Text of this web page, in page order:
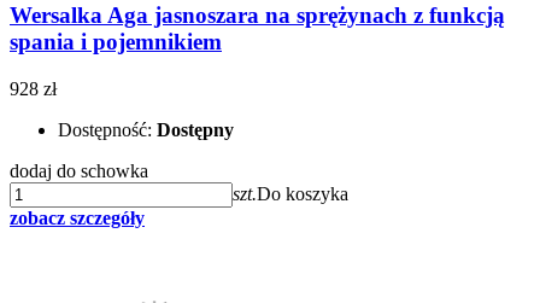
Wersalka Aga jasnoszara na sprężynach z funkcją
spania i pojemnikiem
928 zł
Dostępność: Dostępny
dodaj do schowka
szt.Do koszyka
zobacz szczegóły